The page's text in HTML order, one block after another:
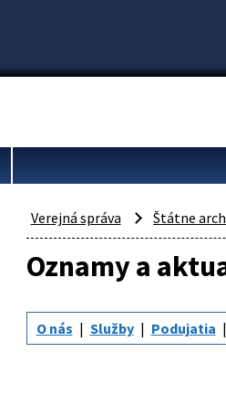
Verejná správa Štátne
Oznamy a
O nás Služby Podujatia